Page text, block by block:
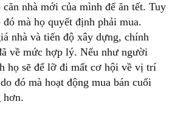
nhà mới của mình để ăn tết. Tuy
mà họ quyết định phải mua.
nhà và tiến độ xây dựng, chính
về mức hợp lý. Nếu như người
họ sẽ để lỡ đi mất cơ hội về vị trí
đó mà hoạt động mua bán cuối
hơn.